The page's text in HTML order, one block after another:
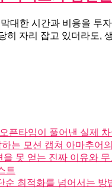
대한 시간과 비용을
자리 잡고 있더라도,
픈타임이 풀어낸 실제
는 모션 캡쳐 아마추어
못 얻는 진짜 이유와
트
순 최적화를 넘어서는 방